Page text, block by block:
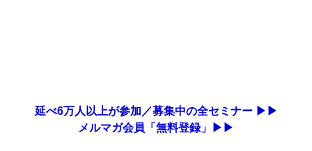
延べ6万人以上が参加／募集中の全セミナー ▶▶
メルマガ会員「無料登録」▶▶